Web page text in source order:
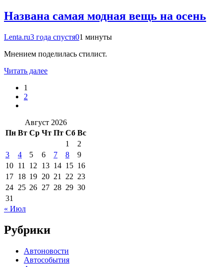
Названа самая модная вещь на осень
Lenta.ru3 года спустя01 минуты
Мнением поделилась стилист.
Читать далее
1
2
Август 2026
Пн Вт Ср Чт Пт Сб Вс
1
2
3
4 5 6 7 8
9
10 11 12 13 14 15 16
17 18 19 20 21 22 23
24 25 26 27 28 29 30
31
« Июл
Рубрики
Автоновости
Автособытия